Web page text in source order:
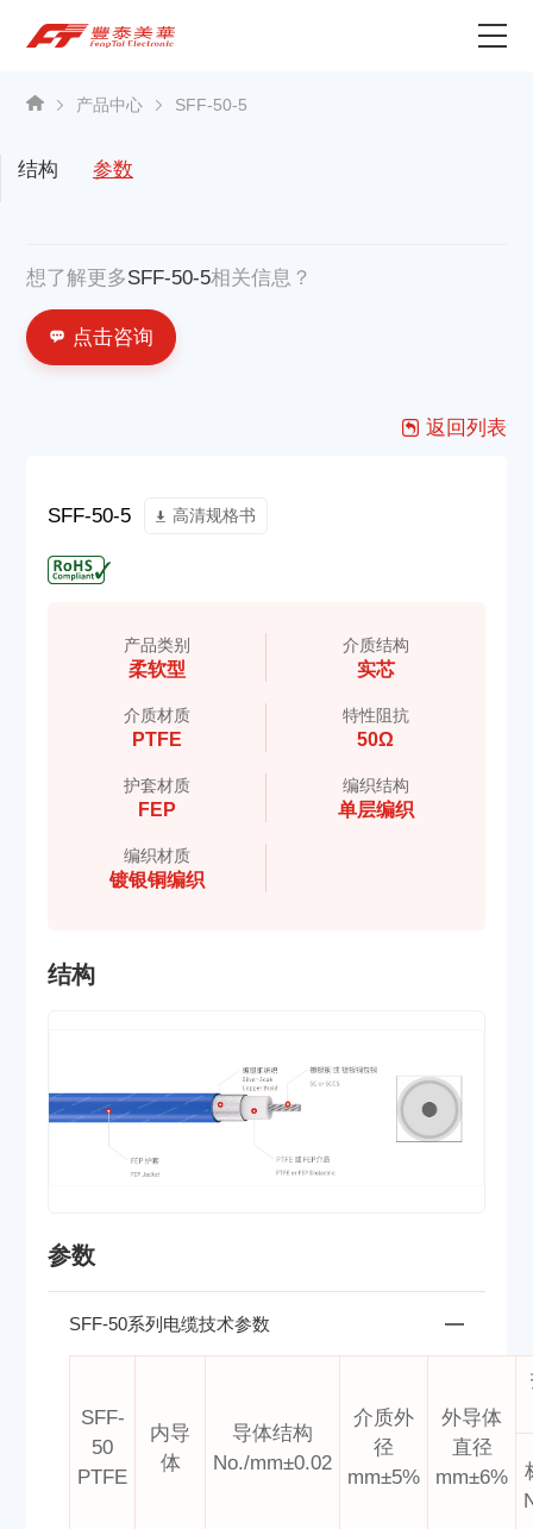
为什么选择丰泰？
产品中心
资讯中心
联系我们
产品中心 SFF-50-5
结构 参数
想了解更多SFF-50-5相关信息？
点击咨询
返回列表
SFF-50-5 高清规格书
产品类别
柔软型
介质结构
实芯
介质材质
PTFE
特性阻抗
50Ω
护套材质
FEP
编织结构
单层编织
编织材质
镀银铜编织
结构
参数
SFF-50系列电缆技术参数
SFF-
50
PTFE
内导
体
导体结构
No./mm±0.02
介质外
径
mm±5%
外导体
直径
mm±6%